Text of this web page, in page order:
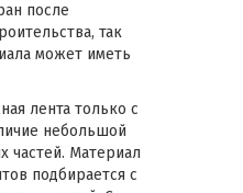
после
так
может иметь
лента только с
небольшой
частей. Материал
подбирается с